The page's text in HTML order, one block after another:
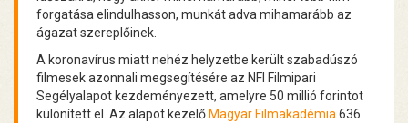
forgatása elindulhasson, munkát adva mihamarább az
ágazat szereplőinek.
A koronavírus miatt nehéz helyzetbe került szabadúszó
filmesek azonnali megsegítésére az NFI Filmipari
Segélyalapot kezdeményezett, amelyre 50 millió forintot
különített el. Az alapot kezelő Magyar Filmakadémia 636